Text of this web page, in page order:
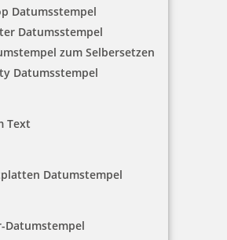
Datumsstempel
Datumsstempel
zum Selbersetzen
Datumsstempel
Text
Datumstempel
Datumstempel
Green Line Printer 40